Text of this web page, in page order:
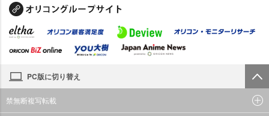
PC版に切り替え
禁無断複写転載